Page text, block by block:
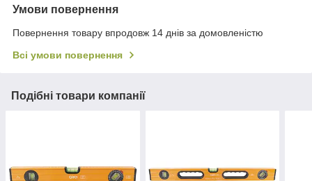
Умови повернення
Повернення товару впродовж 14 днів за домовленістю
Всі умови повернення
Подібні товари компанії